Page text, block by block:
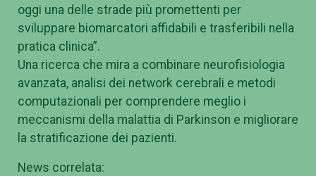
oggi una delle strade più promettenti per
sviluppare biomarcatori affidabili e trasferibili nella
pratica clinica”.
Una ricerca che mira a combinare neurofisiologia
avanzata, analisi dei network cerebrali e metodi
computazionali per comprendere meglio i
meccanismi della malattia di Parkinson e migliorare
la stratificazione dei pazienti.
News correlata: